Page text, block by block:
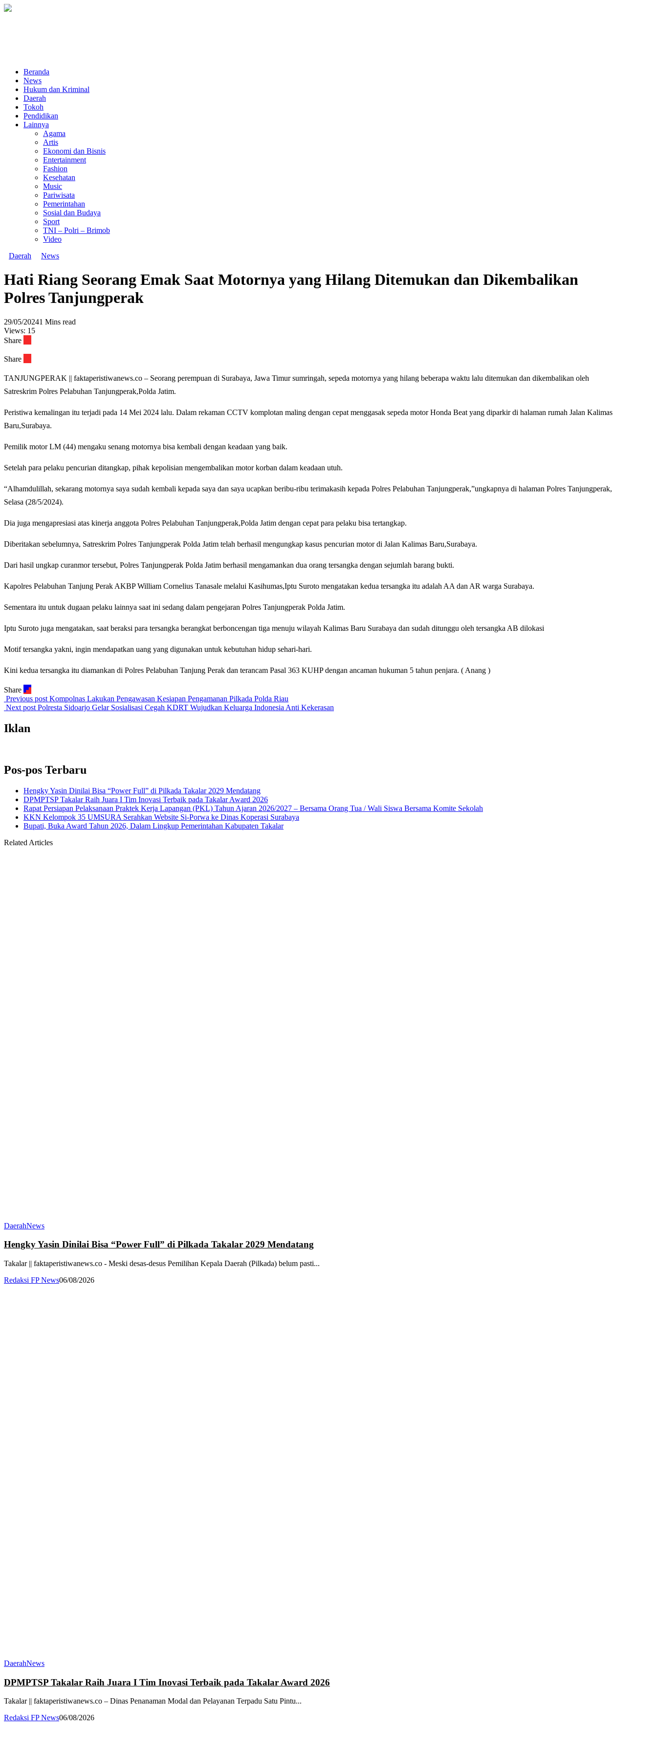
Beranda
News
Hukum dan Kriminal
Daerah
Tokoh
Pendidikan
Lainnya
Agama
Artis
Ekonomi dan Bisnis
Entertainment
Fashion
Kesehatan
Music
Pariwisata
Pemerintahan
Sosial dan Budaya
Sport
TNI – Polri – Brimob
Video
Daerah
News
Hati Riang Seorang Emak Saat Motornya yang Hilang Ditemukan dan Dikembalikan
Polres Tanjungperak
29/05/20241 Mins read
Views: 15
Share
Share
TANJUNGPERAK || faktaperistiwanews.co – Seorang perempuan di Surabaya, Jawa Timur sumringah, sepeda motornya yang hilang beberapa waktu lalu ditemukan dan dikembalikan oleh
Satreskrim Polres Pelabuhan Tanjungperak,Polda Jatim.
Peristiwa kemalingan itu terjadi pada 14 Mei 2024 lalu. Dalam rekaman CCTV komplotan maling dengan cepat menggasak sepeda motor Honda Beat yang diparkir di halaman rumah Jalan Kalimas
Baru,Surabaya.
Pemilik motor LM (44) mengaku senang motornya bisa kembali dengan keadaan yang baik.
Setelah para pelaku pencurian ditangkap, pihak kepolisian mengembalikan motor korban dalam keadaan utuh.
“Alhamdulillah, sekarang motornya saya sudah kembali kepada saya dan saya ucapkan beribu-ribu terimakasih kepada Polres Pelabuhan Tanjungperak,”ungkapnya di halaman Polres Tanjungperak,
Selasa (28/5/2024).
Dia juga mengapresiasi atas kinerja anggota Polres Pelabuhan Tanjungperak,Polda Jatim dengan cepat para pelaku bisa tertangkap.
Diberitakan sebelumnya, Satreskrim Polres Tanjungperak Polda Jatim telah berhasil mengungkap kasus pencurian motor di Jalan Kalimas Baru,Surabaya.
Dari hasil ungkap curanmor tersebut, Polres Tanjungperak Polda Jatim berhasil mengamankan dua orang tersangka dengan sejumlah barang bukti.
Kapolres Pelabuhan Tanjung Perak AKBP William Cornelius Tanasale melalui Kasihumas,Iptu Suroto mengatakan kedua tersangka itu adalah AA dan AR warga Surabaya.
Sementara itu untuk dugaan pelaku lainnya saat ini sedang dalam pengejaran Polres Tanjungperak Polda Jatim.
Iptu Suroto juga mengatakan, saat beraksi para tersangka berangkat berboncengan tiga menuju wilayah Kalimas Baru Surabaya dan sudah ditunggu oleh tersangka AB dilokasi
Motif tersangka yakni, ingin mendapatkan uang yang digunakan untuk kebutuhan hidup sehari-hari.
Kini kedua tersangka itu diamankan di Polres Pelabuhan Tanjung Perak dan terancam Pasal 363 KUHP dengan ancaman hukuman 5 tahun penjara. ( Anang )
Share
Previous post Kompolnas Lakukan Pengawasan Kesiapan Pengamanan Pilkada Polda Riau
Next post Polresta Sidoarjo Gelar Sosialisasi Cegah KDRT Wujudkan Keluarga Indonesia Anti Kekerasan
Iklan
Pos-pos Terbaru
Hengky Yasin Dinilai Bisa “Power Full” di Pilkada Takalar 2029 Mendatang
DPMPTSP Takalar Raih Juara I Tim Inovasi Terbaik pada Takalar Award 2026
Rapat Persiapan Pelaksanaan Praktek Kerja Lapangan (PKL) Tahun Ajaran 2026/2027 – Bersama Orang Tua / Wali Siswa Bersama Komite Sekolah
KKN Kelompok 35 UMSURA Serahkan Website Si-Porwa ke Dinas Koperasi Surabaya
Bupati, Buka Award Tahun 2026, Dalam Lingkup Pemerintahan Kabupaten Takalar
Related Articles
DaerahNews
Hengky Yasin Dinilai Bisa “Power Full” di Pilkada Takalar 2029 Mendatang
Takalar || faktaperistiwanews.co - Meski desas-desus Pemilihan Kepala Daerah (Pilkada) belum pasti...
Redaksi FP News06/08/2026
DaerahNews
DPMPTSP Takalar Raih Juara I Tim Inovasi Terbaik pada Takalar Award 2026
Takalar || faktaperistiwanews.co – Dinas Penanaman Modal dan Pelayanan Terpadu Satu Pintu...
Redaksi FP News06/08/2026